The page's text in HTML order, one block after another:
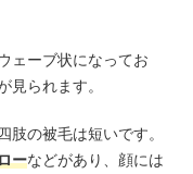
ェーブ状になってお
見られます。
の被毛は短いです。​
ーなどがあり、顔には